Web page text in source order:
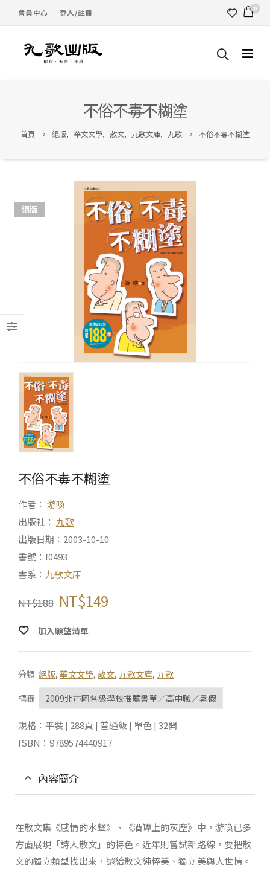
會員中心 登入/註冊 0
不俗不毒不糊塗
首頁 絕版, 華文文學, 散文, 九歌文庫, 九歌 不俗不毒不糊塗
絕版
不俗不毒不糊塗
作者： 游喚
出版社： 九歌
出版日期：2003-10-10
書號：f0493
書系： 九歌文庫
NT$188 NT$149
加入願望清單
分類: 絕版, 華文文學, 散文, 九歌文庫, 九歌
標籤:
2009北市圖各級學校推薦書單／高中職／暑假
規格：平裝 | 288頁 | 普通級 | 單色 | 32開
ISBN：9789574440917
內容簡介
在散文集《感情的水聲》、《酒罈上的灰塵》中，游喚已多
方面展現「詩人散文」的特色。近年則嘗試新路線，要把散
文的獨立類型找出來，還給散文純粹美、獨立美與人世情。